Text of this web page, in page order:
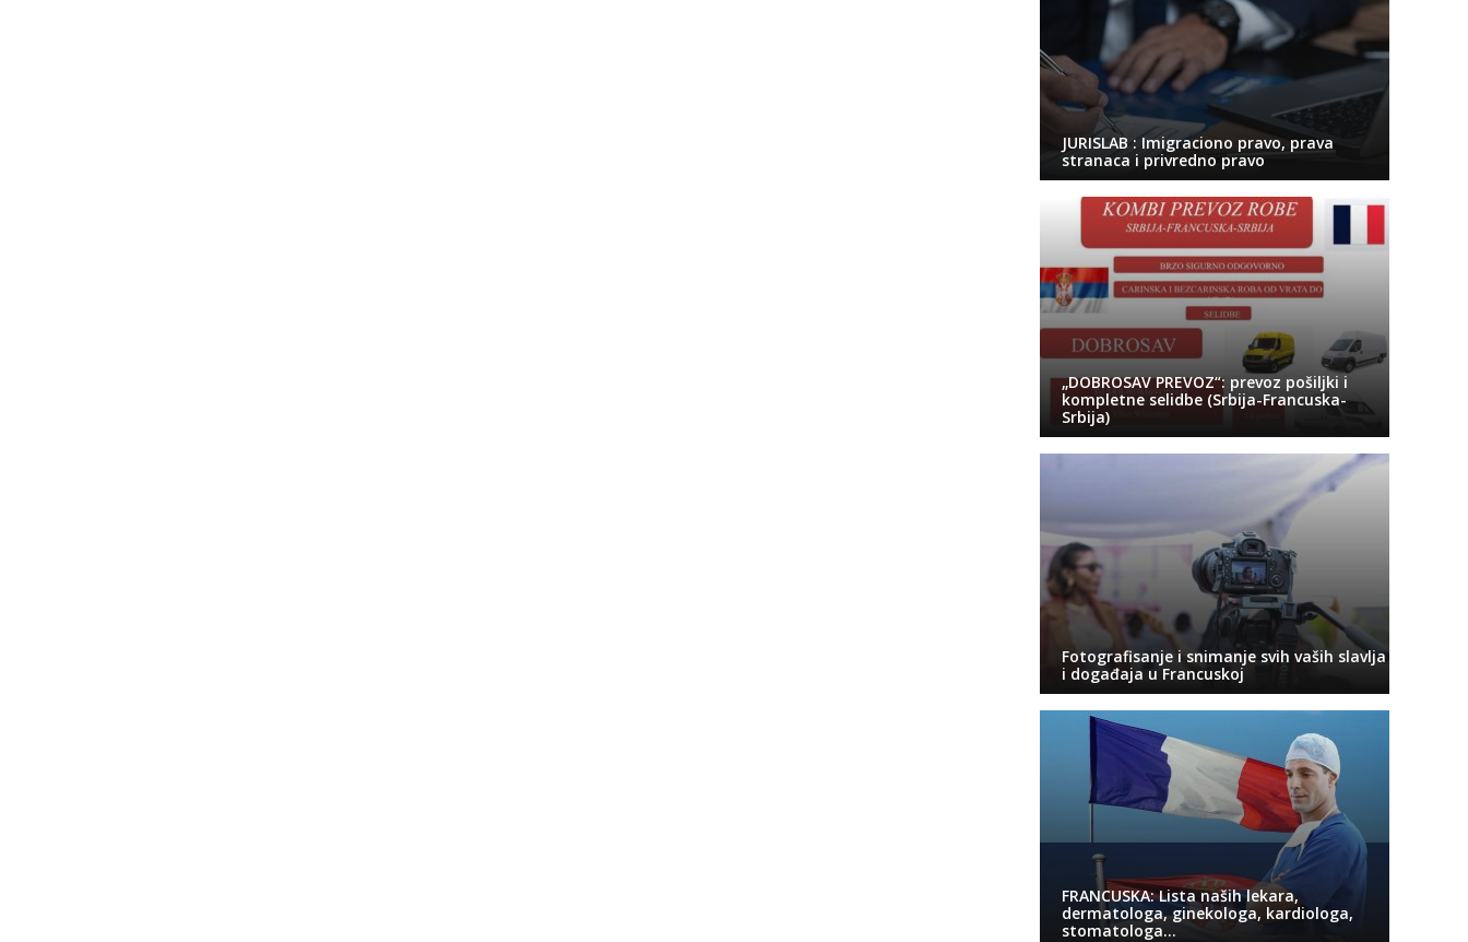
JURISLAB : Imigraciono pravo, prava
stranaca i privredno pravo
„DOBROSAV PREVOZ“: prevoz pošiljki i
kompletne selidbe (Srbija-Francuska-
Srbija)
Fotografisanje i snimanje svih vaših slavlja
i događaja u Francuskoj
FRANCUSKA: Lista naših lekara,
dermatologa, ginekologa, kardiologa,
stomatologa…